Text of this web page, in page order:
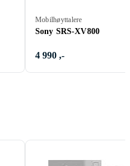
Mobilhøyttalere
Sony SRS-XV800
4 990 ,-